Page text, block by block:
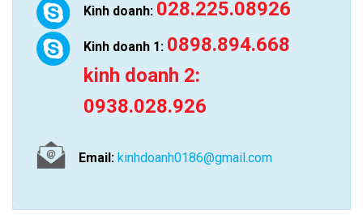
Kinh doanh: 028.225.08926
Kinh doanh 1: 0898.894.668
kinh doanh 2:
0938.028.926
Email: kinhdoanh0186@gmail.com